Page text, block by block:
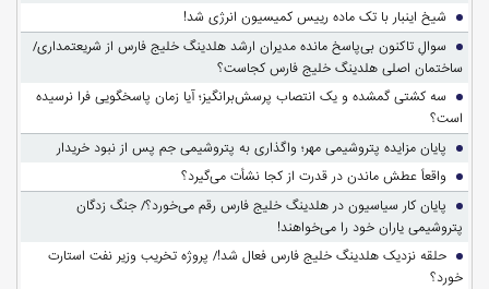
شیخ اینبار با تک ماده رییس کمیسیون انرژی شد!
سوالِ تاکنون بی‌پاسخ مانده مدیران ارشد هلدینگ خلیج فارس از شریعتمداری/
ساختمان اصلی هلدینگ خلیج فارس کجاست؟
سه کشتی گمشده و یک انتصاب پرسش‌برانگیز؛ آیا زمان پاسخگویی فرا نرسیده
است؟
پایان مزایده پتروشیمی مهر؛ واگذاری به پتروشیمی جم پس از نبود خریدار
واقعاً عطش ماندن در قدرت از کجا نشأت می‌گیرد؟
پایان کار سیاسیون در هلدینگ خلیج فارس رقم می‌خورد؟/ جنگ زدگان
پتروشیمی یاران خود را می‌خواهند!
حلقه نزدیک هلدینگ خلیج فارس فعال شد!/ پروژه تخریب وزیر نفت استارت
خورد؟